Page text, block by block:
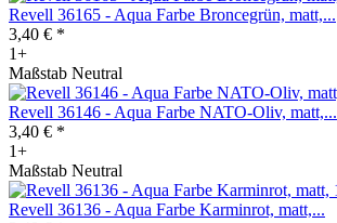
Revell 36165 - Aqua Farbe Broncegrün, matt,...
3,40 € *
1+
Maßstab Neutral
Revell 36146 - Aqua Farbe NATO-Oliv, matt,...
3,40 € *
1+
Maßstab Neutral
Revell 36136 - Aqua Farbe Karminrot, matt,...